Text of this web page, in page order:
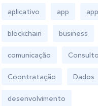
aplicativo app
blockchain business
comunicação
Coontratação Dados
desenvolvimento